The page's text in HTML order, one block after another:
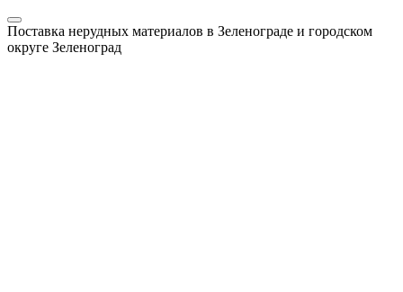
Поставка нерудных материалов в Зеленограде и городском
округе Зеленоград